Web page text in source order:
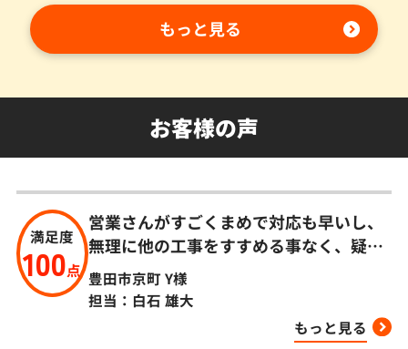
もっと見る
お客様の声
満足度
100点
営業さんがすごくまめで対応も早いし、
無理に他の工事をすすめる事なく、疑問
点も説明していただき感謝しています。
豊田市京町Y様
担当：白石 雄大
もっと見る